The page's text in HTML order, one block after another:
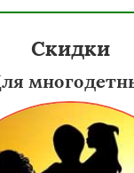
Скидки